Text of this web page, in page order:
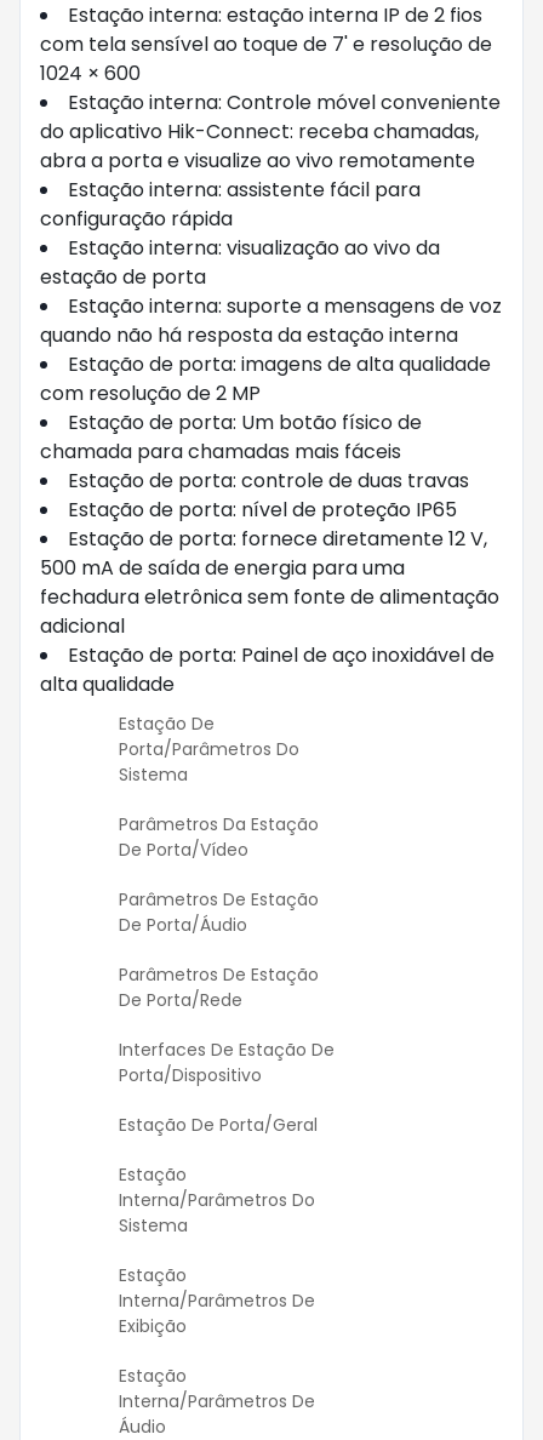
Estação interna: estação interna IP de 2 fios
com tela sensível ao toque de 7' e resolução de
1024 × 600
Estação interna: Controle móvel conveniente
do aplicativo Hik-Connect: receba chamadas,
abra a porta e visualize ao vivo remotamente
Estação interna: assistente fácil para
configuração rápida
Estação interna: visualização ao vivo da
estação de porta
Estação interna: suporte a mensagens de voz
quando não há resposta da estação interna
Estação de porta: imagens de alta qualidade
com resolução de 2 MP
Estação de porta: Um botão físico de
chamada para chamadas mais fáceis
Estação de porta: controle de duas travas
Estação de porta: nível de proteção IP65
Estação de porta: fornece diretamente 12 V,
500 mA de saída de energia para uma
fechadura eletrônica sem fonte de alimentação
adicional
Estação de porta: Painel de aço inoxidável de
alta qualidade
Estação De
Porta/Parâmetros Do
Sistema
Parâmetros Da Estação
De Porta/vídeo
Parâmetros De Estação
De Porta/áudio
Parâmetros De Estação
De Porta/rede
Interfaces De Estação De
Porta/dispositivo
Estação De Porta/Geral
Estação
Interna/Parâmetros Do
Sistema
Estação
Interna/Parâmetros De
Exibição
Estação
Interna/Parâmetros De
Áudio